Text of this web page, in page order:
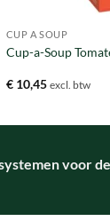
CUP A SOUP
Cup-a-Soup
€10,45 excl. btw
voor